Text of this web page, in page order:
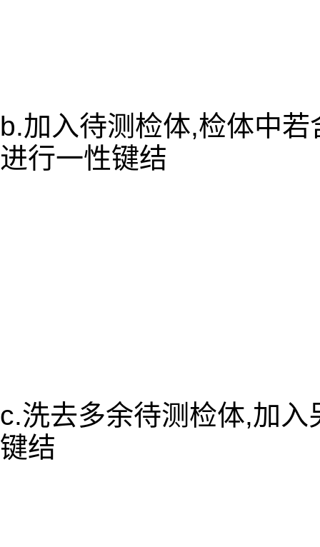
b.加入待测检体,检体中
进行一性键结
c.洗去多余待测检体,加
键结